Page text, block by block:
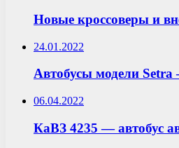
Новые кроссоверы и
24.01.2022
Автобусы модели
06.04.2022
КаВЗ 4235 — автобус